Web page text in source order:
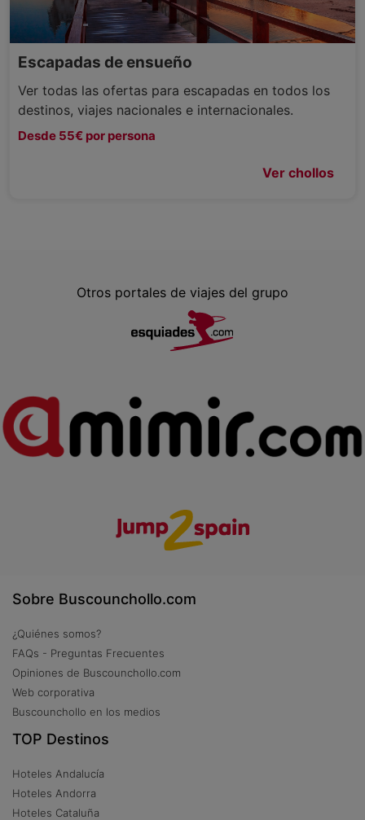
Escapadas de ensueño
Ver todas las ofertas para escapadas en todos los
destinos, viajes nacionales e internacionales.
Desde 55€ por persona
Ver chollos
Otros portales de viajes del grupo
Sobre Buscounchollo.com
¿Quiénes somos?
FAQs - Preguntas Frecuentes
Opiniones de Buscounchollo.com
Web corporativa
Buscounchollo en los medios
TOP Destinos
Hoteles Andalucía
Hoteles Andorra
Hoteles Cataluña